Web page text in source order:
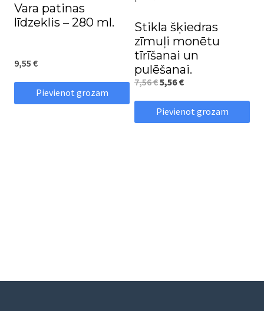
Vara patinas
līdzeklis – 280 ml.
9,55 €
Pievienot grozam
Stikla šķiedras
zīmuļi monētu
tīrīšanai un
pulēšanai.
7,56€Original
price
was:
5,56€Current
price
is:
Pievienot grozam